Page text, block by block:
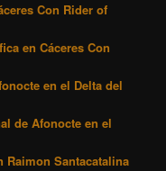
Con Rider of
en Cáceres Con
en el Delta del
de Afonocte en el
Raimon Santacatalina